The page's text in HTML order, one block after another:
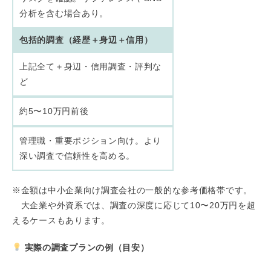
分析を含む場合あり。
包括的調査（経歴＋身辺＋信用）
上記全て＋身辺・信用調査・評判な
ど
約5〜10万円前後
管理職・重要ポジション向け。より
深い調査で信頼性を高める。
※金額は中小企業向け調査会社の一般的な参考価格帯です。
大企業や外資系では、調査の深度に応じて10〜20万円を超
えるケースもあります。
実際の調査プランの例（目安）